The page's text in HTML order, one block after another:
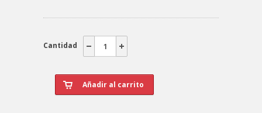
Cantidad